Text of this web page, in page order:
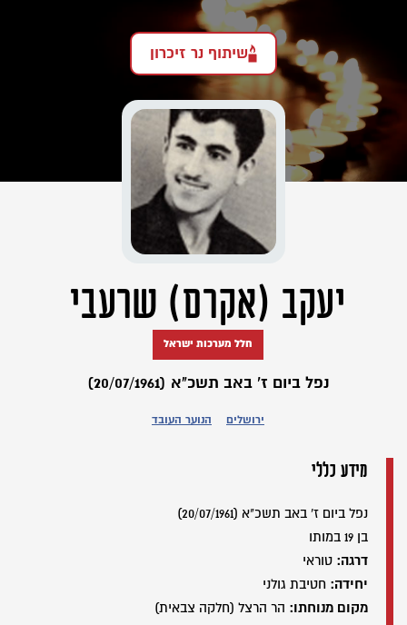
שיתוף נר זיכרון
יעקב (אקרם) שרעבי
חלל מערכות ישראל
נפל ביום ז' באב תשכ"א (20/07/1961)
ירושלים הנוער העובד
מידע כללי
נפל ביום ז' באב תשכ"א (20/07/1961)
בן 19 במותו
דרגה: טוראי
יחידה: חטיבת גולני
מקום מנוחתו: הר הרצל (חלקה צבאית)